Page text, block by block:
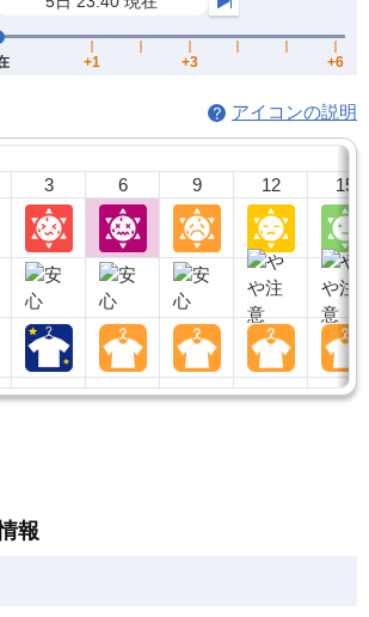
アイコンの説明
3 6 9 12 15
報